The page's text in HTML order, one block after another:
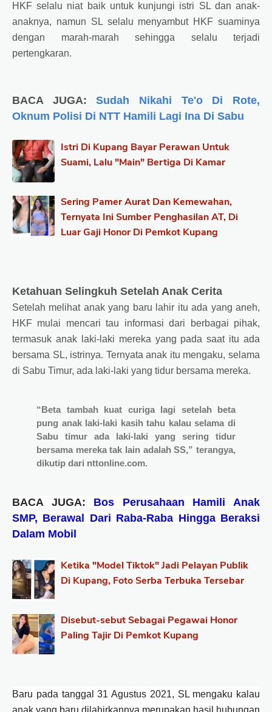
HKF selalu niat baik untuk kunjungi istri SL dan anak-
anaknya, namun SL selalu menyambut HKF suaminya
dengan marah-marah sehingga selalu terjadi
pertengkaran.
BACA JUGA:Sudah Nikahi Te'o Di Rote,
Oknum Polisi Di NTT Hamili Lagi Ina Di Sabu
Istri Di Kupang Bayar Perawan Untuk
Suami, Lalu "Main" Bertiga Di Kamar
Sering Pamer Aurat Dan Kemewahan,
Ternyata Ini Sumber Penghasilan AT, Di
Luar Gaji Honor Di Pemkot Kupang
Ketahuan Selingkuh Setelah Anak Cerita
Setelah melihat anak yang baru lahir itu ada yang aneh,
HKF mulai mencari tau informasi dari berbagai pihak,
termasuk anak laki-laki mereka yang pada saat itu ada
bersama SL, istrinya. Ternyata anak itu mengaku, selama
di Sabu Timur, ada laki-laki yang tidur bersama mereka.
“Beta tambah kuat curiga lagi setelah beta
pung anak laki-laki kasih tahu kalau selama di
Sabu timur ada laki-laki yang sering tidur
bersama mereka tak lain adalah SS,” terangya,
dikutip dari nttonline.com.
BACA JUGA: Bos Perusahaan Hamili Anak
SMP, Berawal Dari Raba-Raba Hingga Beraksi
Dalam Mobil
Ketika "Model Tiktok" Jadi Pelayan Publik
Di Kupang, Foto Serba Terbuka Tersebar
Disebut-sebut Sebagai Pegawai Honor
Paling Tajir Di Pemkot Kupang
Baru pada tanggal 31 Agustus 2021, SL mengaku kalau